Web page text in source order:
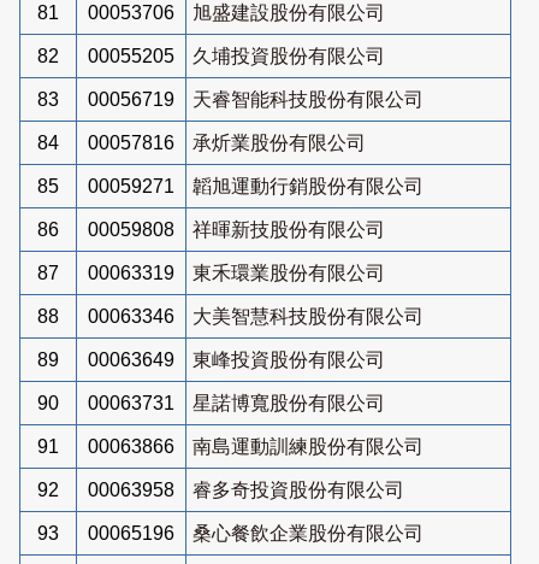
81 00053706 旭盛建設股份有限公司
82 00055205 久埔投資股份有限公司
83 00056719 天睿智能科技股份有限公司
84 00057816 承炘業股份有限公司
85 00059271 韜旭運動行銷股份有限公司
86 00059808 祥暉新技股份有限公司
87 00063319 東禾環業股份有限公司
88 00063346 大美智慧科技股份有限公司
89 00063649 東峰投資股份有限公司
90 00063731 星諾博寬股份有限公司
91 00063866 南島運動訓練股份有限公司
92 00063958 睿多奇投資股份有限公司
93 00065196 桑心餐飲企業股份有限公司